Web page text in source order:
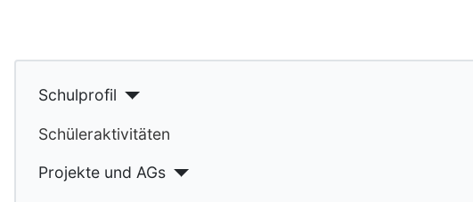
Schulprofil
Schüleraktivitäten
Projekte und AGs